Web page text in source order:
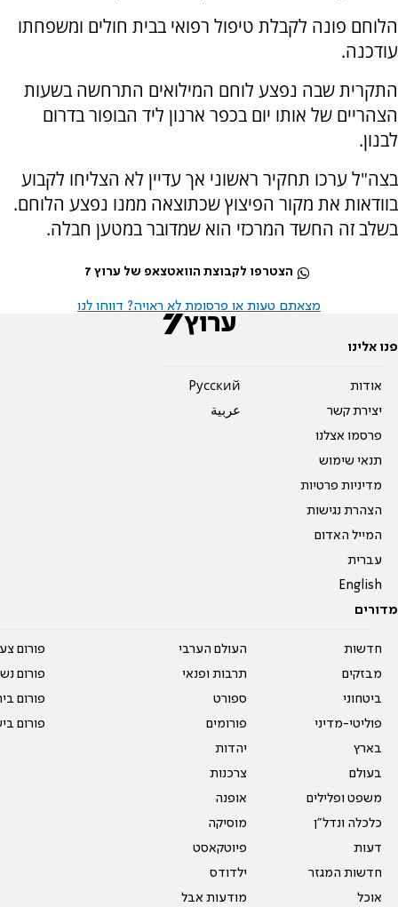
הלוחם פונה לקבלת טיפול רפואי בבית חולים ומשפחתו
עודכנה.
התקרית שבה נפצע לוחם המילואים התרחשה בשעות
הצהריים של אותו יום בכפר ארנון ליד הבופור בדרום
לבנון.
בצה"ל ערכו תחקיר ראשוני אך עדיין לא הצליחו לקבוע
בוודאות את מקור הפיצוץ שכתוצאה ממנו נפצע הלוחם.
בשלב זה החשד המרכזי הוא שמדובר במטען חבלה.
הצטרפו לקבוצת הוואטצאפ של ערוץ 7
מצאתם טעות או פרסומת לא ראויה? דווחו לנו
פנו אלינו
אודות
יצירת קשר
פרסמו אצלנו
תנאי שימוש
מדיניות פרטיות
הצהרת נגישות
המייל האדום
עברית
English
Pусский
عربية
מדורים
חדשות
מבזקים
ביטחוני
פוליטי-מדיני
בארץ
בעולם
משפט ופלילים
כלכלה ונדל"ן
דעות
חדשות המגזר
אוכל
העולם הערבי
תרבות ופנאי
ספורט
פורומים
יהדות
צרכנות
אופנה
מוסיקה
פיוטקאסט
ילדודס
מודעות אבל
פורום
פורום
פורום
פורום